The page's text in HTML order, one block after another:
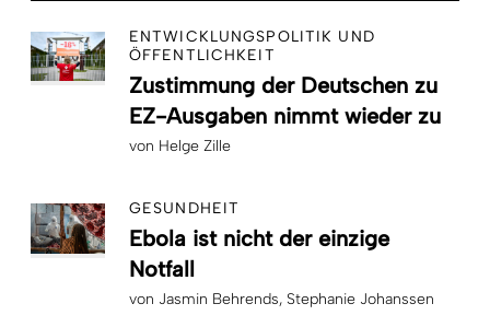
ENTWICKLUNGSPOLITIK UND
ÖFFENTLICHKEIT
Zustimmung der Deutschen zu
EZ-Ausgaben nimmt wieder zu
von Helge Zille
GESUNDHEIT
Ebola ist nicht der einzige
Notfall
von Jasmin Behrends Stephanie Johanssen